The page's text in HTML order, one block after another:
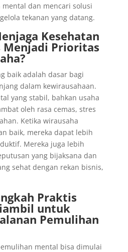
dan mencari solusi
tekanan yang datang.
Kesehatan
Menjadi Prioritas
baik adalah dasar bagi
dalam kewirausahaan.
yang stabil, bahkan usaha
oleh rasa cemas, stres
Ketika wirausaha
baik, mereka dapat lebih
Mereka juga lebih
yang bijaksana dan
sehat dengan rekan bisnis,
Praktis
untuk
Pemulihan
mental bisa dimulai